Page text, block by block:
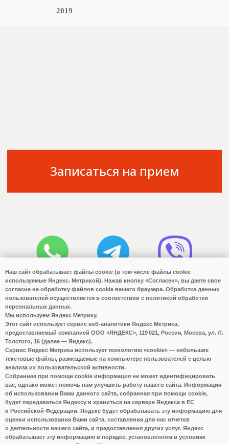
2019
Наш сайт обрабатывает файлы cookie (в том числе файлы cookie
используемые Яндекс. Метрикой). Нажав кнопку «Согласен», вы даете свое
согласие на обработку файлов cookie вашего браузера. Обработка данных
пользователей осуществляется в соответствии с политикой обработки
персональных данных.
Мы используем Яндекс Метрику.
Этот сайт использует сервис веб-аналитики Яндекс Метрика,
предоставляемый компанией ООО «ЯНДЕКС», 119 021, Россия, Москва, ул. Л.
Толстого, 16 (далее — Яндекс).
Сервис Яндекс Метрика использует технологию «cookie» — небольшие
текстовые файлы, размещаемые на компьютере пользователей с целью
анализа их пользовательской активности.
Собранная при помощи cookie информация не может идентифицировать
вас, однако может помочь нам улучшить работу нашего сайта. Информация
об использовании Вами данного сайта, собранная при помощи cookie,
будет передаваться Яндексу и храниться на сервере Яндекса в ЕС
и Российской Федерации. Яндекс будет обрабатывать эту информацию для
оценки использования Вами сайта, составления для нас отчетов
о деятельности нашего сайта, и предоставления других услуг. Яндекс
обрабатывает эту информацию в порядке, установленном в условиях